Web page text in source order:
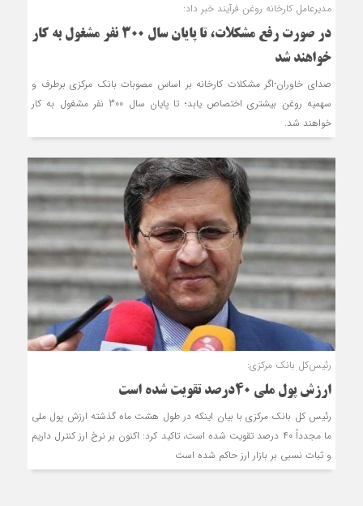
مدیرعامل کارخانه روغن فرآیند خبر داد:
در صورت رفع مشکلات، تا پایان سال 300 نفر مشغول به کار
خواهند شد
صدای خاوران-اگر مشکلات کارخانه بر اساس مصوبات بانک مرکزی برطرف و
سهمیه روغن بیشتری اختصاص یابد؛ تا پایان سال 300 نفر مشغول به کار
خواهند شد.
رئیس‌کل بانک مرکزی:
ارزش پول ملی ۴۰درصد تقویت شده است
رئیس کل بانک مرکزی با بیان اینکه در طول هشت ماه گذشته ارزش پول ملی
ما مجدداً ۴۰ درصد تقویت شده است، تاکید کرد: اکنون بر نرخ ارز کنترل داریم
و ثبات نسبی بر بازار ارز حاکم شده است